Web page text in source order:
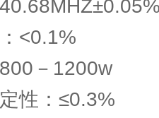
<0.1%
－1200w
性：≤0.3%